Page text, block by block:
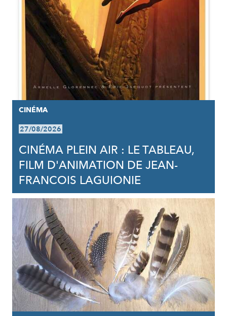
CINÉMA
27/08/2026
CINÉMA PLEIN AIR : LE TABLEAU,
FILM D'ANIMATION DE JEAN-
FRANCOIS LAGUIONIE